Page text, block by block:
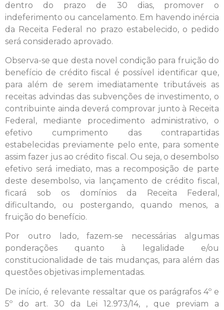
dentro do prazo de 30 dias, promover o
indeferimento ou cancelamento. Em havendo inércia
da Receita Federal no prazo estabelecido, o pedido
será considerado aprovado.
Observa-se que desta novel condição para fruição do
benefício de crédito fiscal é possível identificar que,
para além de serem imediatamente tributáveis as
receitas advindas das subvenções de investimento, o
contribuinte ainda deverá comprovar junto à Receita
Federal, mediante procedimento administrativo, o
efetivo cumprimento das contrapartidas
estabelecidas previamente pelo ente, para somente
assim fazer jus ao crédito fiscal. Ou seja, o desembolso
efetivo será imediato, mas a recomposição de parte
deste desembolso, via lançamento de crédito fiscal,
ficará sob os domínios da Receita Federal,
dificultando, ou postergando, quando menos, a
fruição do benefício.
Por outro lado, fazem-se necessárias algumas
ponderações quanto à legalidade e/ou
constitucionalidade de tais mudanças, para além das
questões objetivas implementadas.
De início, é relevante ressaltar que os parágrafos 4º e
5º do art. 30 da Lei 12.973/14, , que previam a